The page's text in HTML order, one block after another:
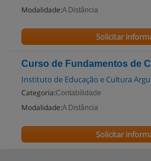
Modalidade:A Distância
Solicitar
Curso de Fundamentos de
Instituto de Educação e Cultura
Categoria:Contabilidade
Modalidade:A Distância
Solicitar